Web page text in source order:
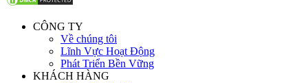
CÔNG TY
Về chúng tôi
Lĩnh Vực Hoạt Động
Phát Triển Bền Vững
KHÁCH HÀNG